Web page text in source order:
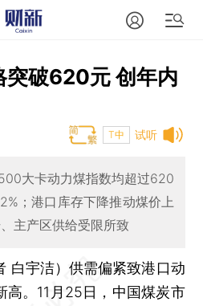
突破620元 创年内
试听
T中
大卡动力煤指数均超过620
；港口库存下降推动煤价上
主产区供给受限所致
白宇洁） 供需偏紧致港口动
高。11月25日，中国煤炭市